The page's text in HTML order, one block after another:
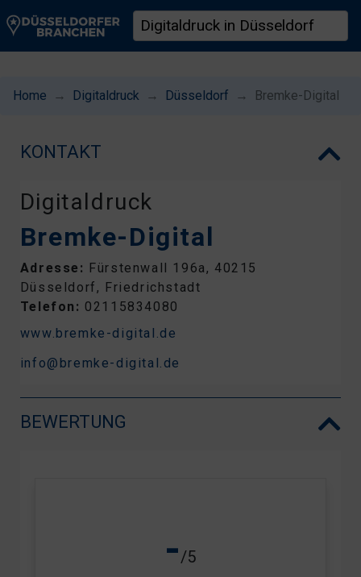
Home Digitaldruck Düsseldorf Bremke-Digital
KONTAKT
Digitaldruck
Bremke-Digital
Adresse: Fürstenwall 196a, 40215
Düsseldorf, Friedrichstadt
Telefon: 02115834080
www.bremke-digital.de
info@bremke-digital.de
BEWERTUNG
-/5